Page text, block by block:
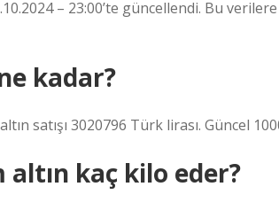
– 23:00’te güncellendi. Bu
kadar?
satışı 3020796 Türk lirası. Güncel
altın kaç kilo eder?